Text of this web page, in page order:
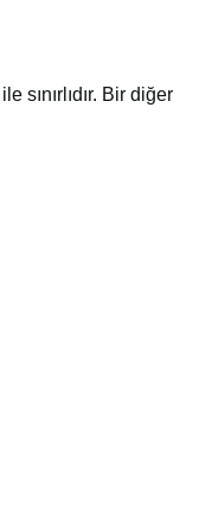
sınırlıdır. Bir diğer